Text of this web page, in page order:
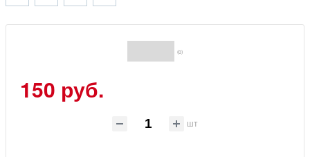
(0)
150 руб.
шт